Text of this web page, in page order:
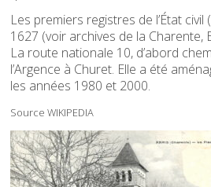
Les premiers registres de l’État
1627 (voir archives de la Charente,
La route nationale 10, d’abord
l’Argence à Churet. Elle a été
les années 1980 et 2000.
Source WIKIPEDIA